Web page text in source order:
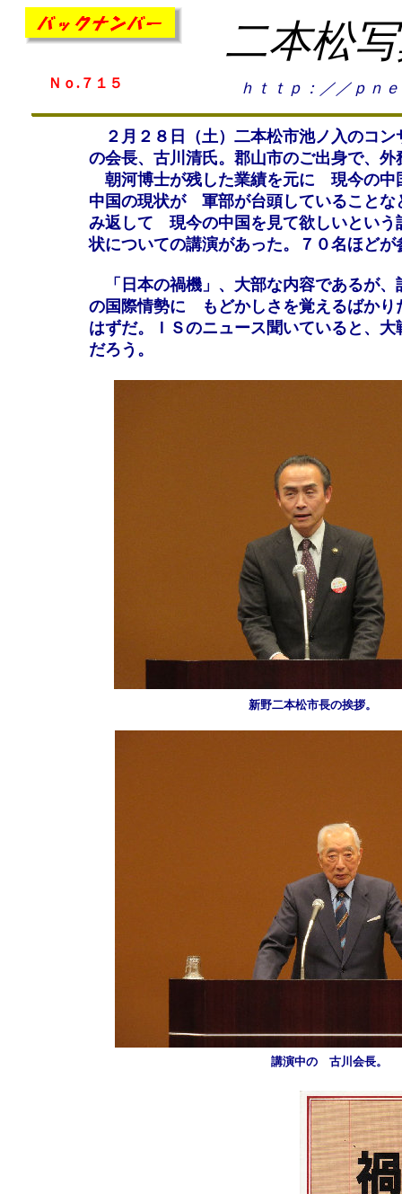
二本松
Ｎｏ.７１５ ｈｔｔｐ：／／ｐｎ
２月２８日（土）二本松市池ノ入のコン
の会長、古川清氏。郡山市のご出身で、
朝河博士が残した業績を元に 現今の中
中国の現状が 軍部が台頭していること
み返して 現今の中国を見て欲しいとい
状についての講演があった。７０名ほどが
「日本の禍機」、大部な内容であるが、
の国際情勢に もどかしさを覚えるばかり
はずだ。ＩＳのニュース聞いていると、
だろう。
新野二本松市長の挨拶。
講演中の 古川会長。